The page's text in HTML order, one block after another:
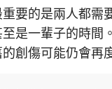
要的是兩人都需
是一輩子的時
創傷可能仍會再